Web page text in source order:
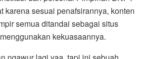
karena sesuai penafsirannya, konten
semua ditandai sebagai situs
kekuasaannya.